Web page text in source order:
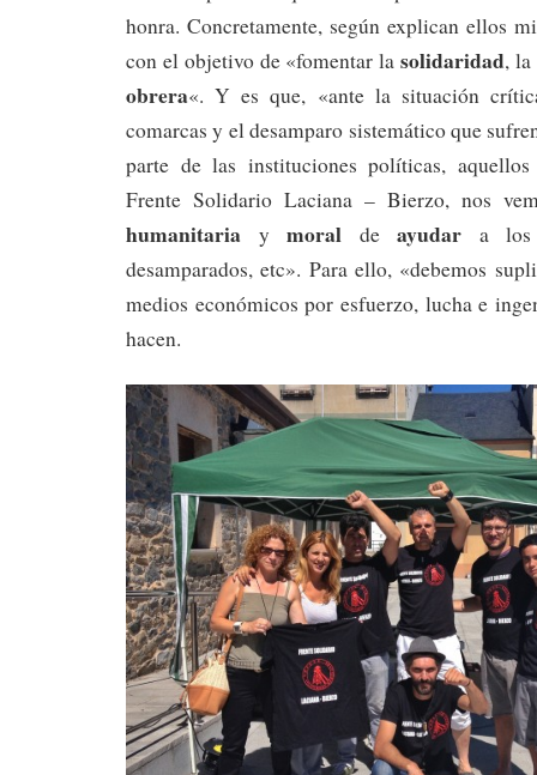
honra. Concretamente, según explican ellos
con el objetivo de «fomentar lasolidaridad, la
obrera«. Y es que, «ante la situación
comarcas y el desamparo sistemático que
parte de las instituciones políticas,
Frente Solidario Laciana – Bierzo, nos
humanitaria ymoral deayudar a los
desamparados, etc». Para ello, «debemos
medios económicos por esfuerzo, lucha e
hacen.